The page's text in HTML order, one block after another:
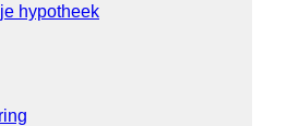
hypotheek